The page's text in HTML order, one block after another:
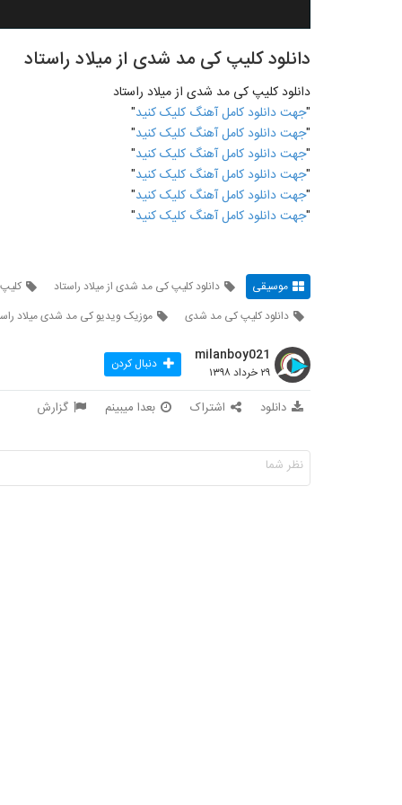
دانلود کلیپ کی مد شدی از میلاد راستاد
دانلود کلیپ کی مد شدی از میلاد راستاد
"جهت دانلود کامل آهنگ کلیک کنید"
"جهت دانلود کامل آهنگ کلیک کنید"
"جهت دانلود کامل آهنگ کلیک کنید"
"جهت دانلود کامل آهنگ کلیک کنید"
"جهت دانلود کامل آهنگ کلیک کنید"
"جهت دانلود کامل آهنگ کلیک کنید"
موسیقی دانلود کلیپ کی مد شدی از میلاد راستاد
دانلود کلیپ کی مد شدی
موزیک ویدیو کی مد شدی میلاد
milanboy021
۲۹ خرداد ۱۳۹۸ دنبال کردن
دانلود اشتراک بعدا میبینم گزارش